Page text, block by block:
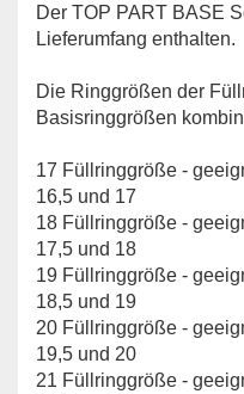
Der TOP PART BASE
Lieferumfang enthalten.
Die Ringgrößen der
Basisringgrößen
17 Füllringgröße -
16,5 und 17
18 Füllringgröße -
17,5 und 18
19 Füllringgröße -
18,5 und 19
20 Füllringgröße -
19,5 und 20
21 Füllringgröße -